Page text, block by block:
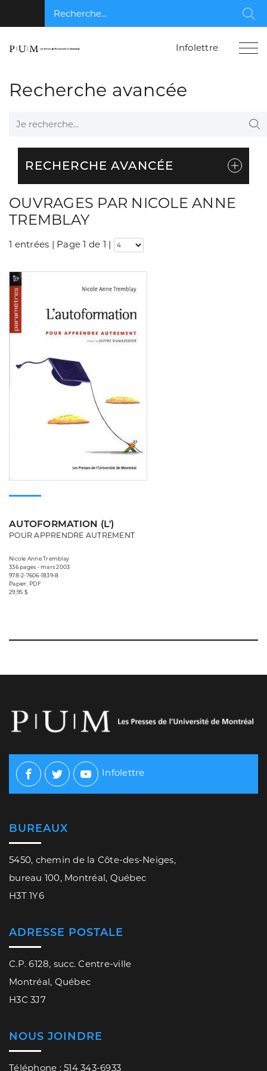
Recherche...
Infolettre
Recherche avancée
Je recherche...
RECHERCHE AVANCÉE
OUVRAGES PAR NICOLE ANNE
TREMBLAY
1 entrées | Page 1 de 1 |
AUTOFORMATION (L')
POUR APPRENDRE AUTREMENT
Nicole Anne Tremblay
336 pages • mars 2003
978-2-7606-1839-8
Papier, PDF
29,95 $
Facebook
TwitterYoutube
Infolettre
BUREAUX
5450, chemin de la Côte-des-Neiges,
bureau 100, Montréal, Québec
H3T 1Y6
ADRESSE POSTALE
C.P. 6128, succ. Centre-ville
Montréal, Québec
H3C 3J7
NOUS JOINDRE
Téléphone : 514 343-6933